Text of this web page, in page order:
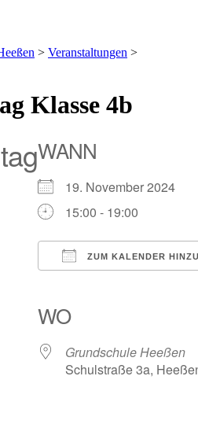
> Veranstaltungen >
Klasse 4b
WANN
19. November 2024
15:00 - 19:00
ZUM KALENDER
WO
Grundschule Heeßen
Schulstraße 3a,